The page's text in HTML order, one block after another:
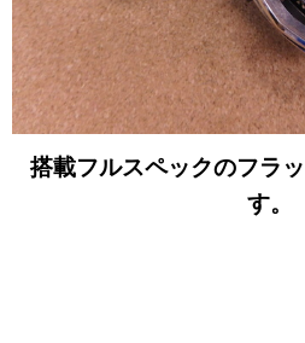
搭載フルスペックのフラ
す。